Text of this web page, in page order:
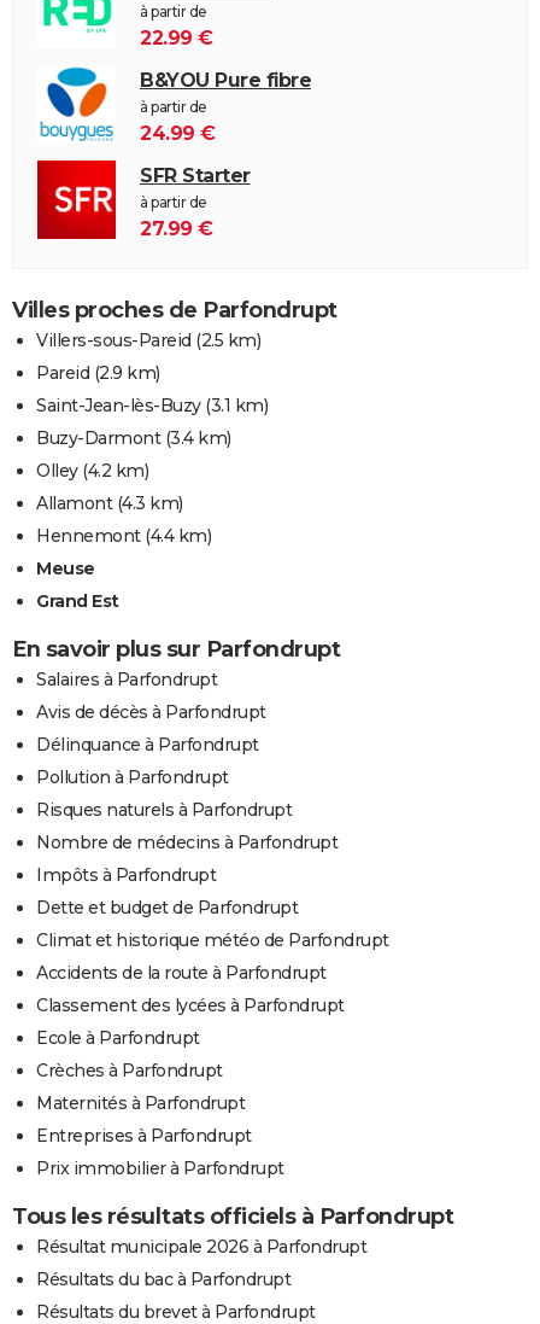
à partir de
22.99 €
B&YOU Pure fibre
à partir de
24.99 €
SFR Starter
à partir de
27.99 €
Villes proches de Parfondrupt
Villers-sous-Pareid (2.5 km)
Pareid (2.9 km)
Saint-Jean-lès-Buzy(3.1 km)
Buzy-Darmont(3.4 km)
Olley(4.2 km)
Allamont(4.3 km)
Hennemont(4.4 km)
Meuse
Grand Est
En savoir plus sur Parfondrupt
Salaires à Parfondrupt
Avis de décès à Parfondrupt
Délinquance à Parfondrupt
Pollution à Parfondrupt
Risques naturels à Parfondrupt
Nombre de médecins à Parfondrupt
Impôts à Parfondrupt
Dette et budget de Parfondrupt
Climat et historique météo de Parfondrupt
Accidents de la route à Parfondrupt
Classement des lycées à Parfondrupt
Ecole à Parfondrupt
Crèches à Parfondrupt
Maternités à Parfondrupt
Entreprises à Parfondrupt
Prix immobilier à Parfondrupt
Tous les résultats officiels à Parfondrupt
Résultat municipale 2026 à Parfondrupt
Résultats du bac à Parfondrupt
Résultats du brevet à Parfondrupt